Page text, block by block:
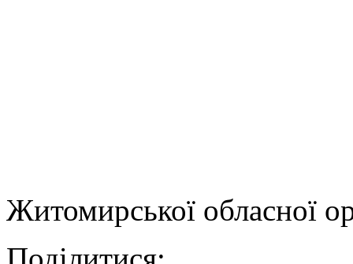
Житомирської обласної